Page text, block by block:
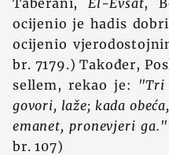
Taberani, El-Evsat,
ocijenio je hadis
ocijenio
br. 7179.) Također,
sellem, rekao je: "Tri
govori, laže; kada
emanet, pronevjeri ga."
br. 107)